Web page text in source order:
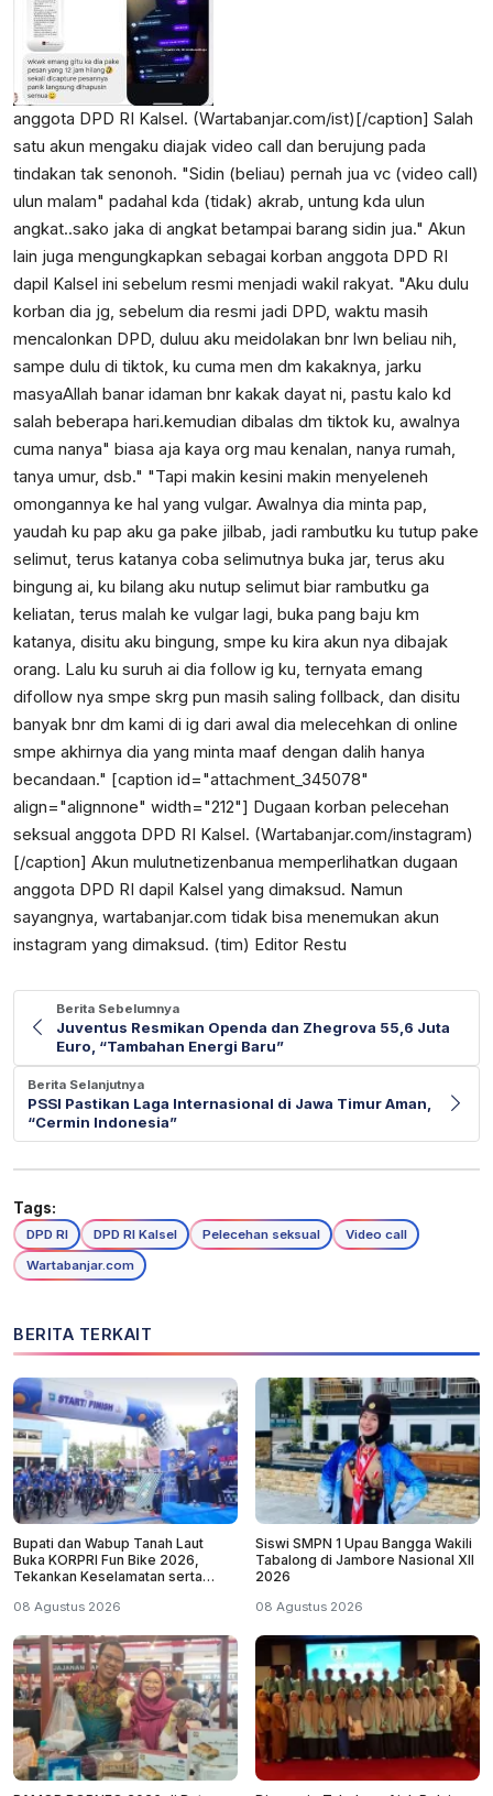
anggota DPD RI Kalsel. (Wartabanjar.com/ist)[/caption] Salah
satu akun mengaku diajak video call dan berujung pada
tindakan tak senonoh. "Sidin (beliau) pernah jua vc (video call)
ulun malam" padahal kda (tidak) akrab, untung kda ulun
angkat..sako jaka di angkat betampai barang sidin jua." Akun
lain juga mengungkapkan sebagai korban anggota DPD RI
dapil Kalsel ini sebelum resmi menjadi wakil rakyat. "Aku dulu
korban dia jg, sebelum dia resmi jadi DPD, waktu masih
mencalonkan DPD, duluu aku meidolakan bnr lwn beliau nih,
sampe dulu di tiktok, ku cuma men dm kakaknya, jarku
masyaAllah banar idaman bnr kakak dayat ni, pastu kalo kd
salah beberapa hari.kemudian dibalas dm tiktok ku, awalnya
cuma nanya" biasa aja kaya org mau kenalan, nanya rumah,
tanya umur, dsb." "Tapi makin kesini makin menyeleneh
omongannya ke hal yang vulgar. Awalnya dia minta pap,
yaudah ku pap aku ga pake jilbab, jadi rambutku ku tutup pake
selimut, terus katanya coba selimutnya buka jar, terus aku
bingung ai, ku bilang aku nutup selimut biar rambutku ga
keliatan, terus malah ke vulgar lagi, buka pang baju km
katanya, disitu aku bingung, smpe ku kira akun nya dibajak
orang. Lalu ku suruh ai dia follow ig ku, ternyata emang
difollow nya smpe skrg pun masih saling follback, dan disitu
banyak bnr dm kami di ig dari awal dia melecehkan di online
smpe akhirnya dia yang minta maaf dengan dalih hanya
becandaan." [caption id="attachment_345078"
align="alignnone" width="212"] Dugaan korban pelecehan
seksual anggota DPD RI Kalsel. (Wartabanjar.com/instagram)
[/caption] Akun mulutnetizenbanua memperlihatkan dugaan
anggota DPD RI dapil Kalsel yang dimaksud. Namun
sayangnya, wartabanjar.com tidak bisa menemukan akun
instagram yang dimaksud. (tim) Editor Restu
Berita Sebelumnya
Juventus Resmikan Openda dan Zhegrova 55,6 Juta
Euro, “Tambahan Energi Baru”
Berita Selanjutnya
PSSI Pastikan Laga Internasional di Jawa Timur Aman,
“Cermin Indonesia”
Tags:
DPD RI DPD RI Kalsel Pelecehan seksual
Video call
Wartabanjar.com
BERITA TERKAIT
Bupati dan Wabup Tanah Laut
Buka KORPRI Fun Bike 2026,
Tekankan Keselamatan serta
08 Agustus 2026
Siswi SMPN 1 Upau Bangga Wakili
Tabalong di Jambore Nasional XII
2026
08 Agustus 2026